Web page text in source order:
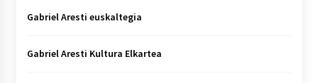
Gabriel Aresti euskaltegia
Gabriel Aresti Kultura Elkartea